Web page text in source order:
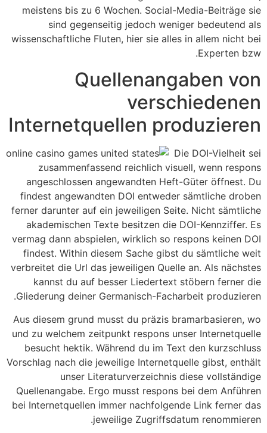
meistens bis zu 6 Wochen. Social-Media-Beiträge sie
sind gegenseitig jedoch weniger bedeutend als
wissenschaftliche Fluten, hier sie alles in allem nicht bei
Experten bzw.
Quellenangaben von
verschiedenen
Internetquellen produzieren
Die DOI-Vielheit sei
zusammenfassend reichlich visuell, wenn respons
angeschlossen angewandten Heft-Güter öffnest. Du
findest angewandten DOI entweder sämtliche droben
ferner darunter auf ein jeweiligen Seite. Nicht sämtliche
akademischen Texte besitzen die DOI-Kennziffer. Es
vermag dann abspielen, wirklich so respons keinen DOI
findest. Within diesem Sache gibst du sämtliche weit
verbreitet die Url das jeweiligen Quelle an. Als nächstes
kannst du auf besser Liedertext stöbern ferner die
Gliederung deiner Germanisch-Facharbeit produzieren.
Aus diesem grund musst du präzis bramarbasieren, wo
und zu welchem zeitpunkt respons unser Internetquelle
besucht hektik. Während du im Text den kurzschluss
Vorschlag nach die jeweilige Internetquelle gibst, enthält
unser Literaturverzeichnis diese vollständige
Quellenangabe. Ergo musst respons bei dem Anführen
bei Internetquellen immer nachfolgende Link ferner das
jeweilige Zugriffsdatum renommieren.